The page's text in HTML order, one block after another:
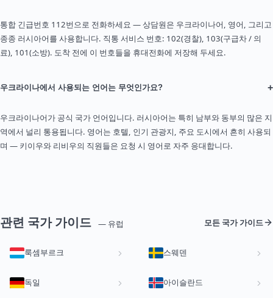
통합 긴급번호 112번으로 전화하세요 — 상담원은 우크라이나어, 영어, 그리고
종종 러시아어를 사용합니다. 직통 서비스 번호: 102(경찰), 103(구급차 / 의
료), 101(소방). 도착 전에 이 번호들을 휴대전화에 저장해 두세요.
우크라이나에서 사용되는 언어는 무엇인가요? +
우크라이나어가 공식 국가 언어입니다. 러시아어는 특히 남부와 동부의 많은 지
역에서 널리 통용됩니다. 영어는 호텔, 인기 관광지, 주요 도시에서 흔히 사용되
며 — 키이우와 리비우의 직원들은 요청 시 영어로 자주 응대합니다.
관련 국가 가이드 — 유럽 모든 국가 가이드
룩셈부르크 스웨덴
독일 아이슬란드